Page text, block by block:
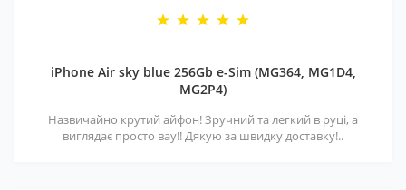
iPhone Air sky blue 256Gb e-Sim (MG364, MG1D4,
MG2P4)
Назвичайно крутий айфон! Зручний та легкий в руці, а
виглядає просто вау!! Дякую за швидку доставку!..